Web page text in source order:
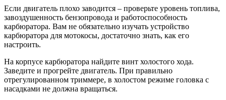
Если двигатель плохо заводится – проверьте уровень топлива,
завоздушенность бензопровода и работоспособность
карбюратора. Вам не обязательно изучать устройство
карбюратора для мотокосы, достаточно знать, как его
настроить.
На корпусе карбюратора найдите винт холостого хода.
Заведите и прогрейте двигатель. При правильно
отрегулированном триммере, в холостом режиме головка с
насадками не должна вращаться.